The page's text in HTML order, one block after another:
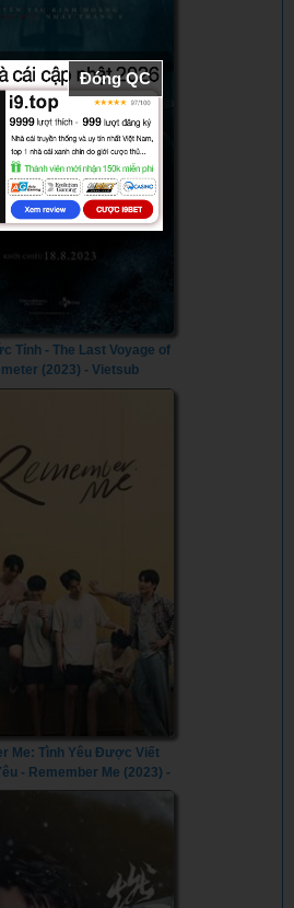
Tỉnh - The Last Voyage of
(2023) - Vietsub
Me: Tình Yêu Được Viết
- Remember Me (2023) -
Vietsub
Đóng QC